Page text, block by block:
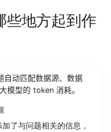
置 MySQL 数据源
置 PostgreSQL 数据源
置 SQL Server 数据源
语配置
模型配置
统设置
台对接（x-pack）
数配置（x-pack）
作日志（x-pack）
些地方起到作
自动匹配数据源、数据
模型的 token 消耗。
了与问题相关的信息，